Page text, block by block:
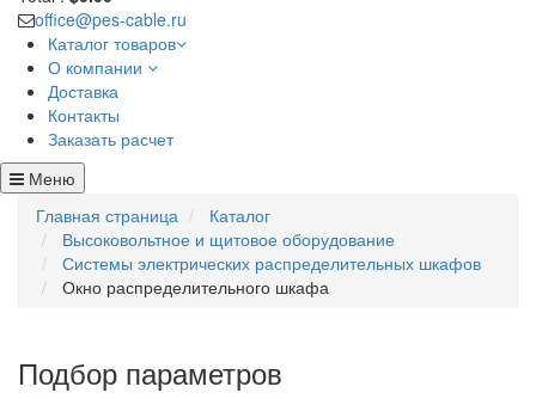
office@pes-cable.ru
Каталог товаров
О компании
Доставка
Контакты
Заказать расчет
Меню
Главная страница
Каталог
Высоковольтное и щитовое оборудование
Системы электрических распределительных шкафов
Окно распределительного шкафа
Подбор параметров